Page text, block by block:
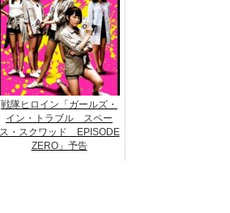
戦隊ヒロイン「ガールズ・
イン・トラブル スペー
ス・スクワッド EPISODE
ZERO」予告